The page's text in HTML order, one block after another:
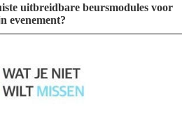
uitbreidbare beursmodules voor
evenement?